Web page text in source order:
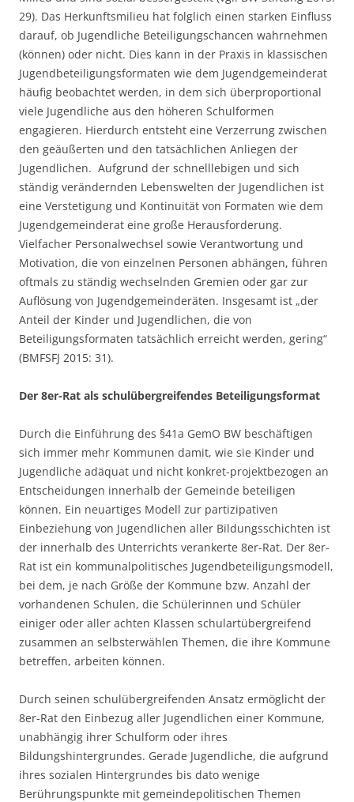
29). Das Herkunftsmilieu hat folglich einen starken Einfluss
darauf, ob Jugendliche Beteiligungschancen wahrnehmen
(können) oder nicht. Dies kann in der Praxis in klassischen
Jugendbeteiligungsformaten wie dem Jugendgemeinderat
häufig beobachtet werden, in dem sich überproportional
viele Jugendliche aus den höheren Schulformen
engagieren. Hierdurch entsteht eine Verzerrung zwischen
den geäußerten und den tatsächlichen Anliegen der
Jugendlichen. Aufgrund der schnelllebigen und sich
ständig verändernden Lebenswelten der Jugendlichen ist
eine Verstetigung und Kontinuität von Formaten wie dem
Jugendgemeinderat eine große Herausforderung.
Vielfacher Personalwechsel sowie Verantwortung und
Motivation, die von einzelnen Personen abhängen, führen
oftmals zu ständig wechselnden Gremien oder gar zur
Auflösung von Jugendgemeinderäten. Insgesamt ist „der
Anteil der Kinder und Jugendlichen, die von
Beteiligungsformaten tatsächlich erreicht werden, gering“
(BMFSFJ 2015: 31).
Der 8er-Rat als schulübergreifendes Beteiligungsformat
Durch die Einführung des §41a GemO BW beschäftigen
sich immer mehr Kommunen damit, wie sie Kinder und
Jugendliche adäquat und nicht konkret-projektbezogen an
Entscheidungen innerhalb der Gemeinde beteiligen
können. Ein neuartiges Modell zur partizipativen
Einbeziehung von Jugendlichen aller Bildungsschichten ist
der innerhalb des Unterrichts verankerte 8er-Rat. Der 8er-
Rat ist ein kommunalpolitisches Jugendbeteiligungsmodell,
bei dem, je nach Größe der Kommune bzw. Anzahl der
vorhandenen Schulen, die Schülerinnen und Schüler
einiger oder aller achten Klassen schulartübergreifend
zusammen an selbsterwählen Themen, die ihre Kommune
betreffen, arbeiten können.
Durch seinen schulübergreifenden Ansatz ermöglicht der
8er-Rat den Einbezug aller Jugendlichen einer Kommune,
unabhängig ihrer Schulform oder ihres
Bildungshintergrundes. Gerade Jugendliche, die aufgrund
ihres sozialen Hintergrundes bis dato wenige
Berührungspunkte mit gemeindepolitischen Themen